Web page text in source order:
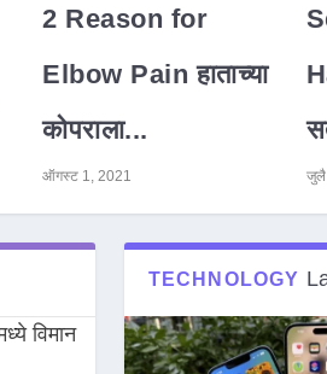
2 Reason for
Elbow Pain हाताच्या
कोपराला...
ऑगस्ट 1, 2021 जुलै
TECHNOLOGY